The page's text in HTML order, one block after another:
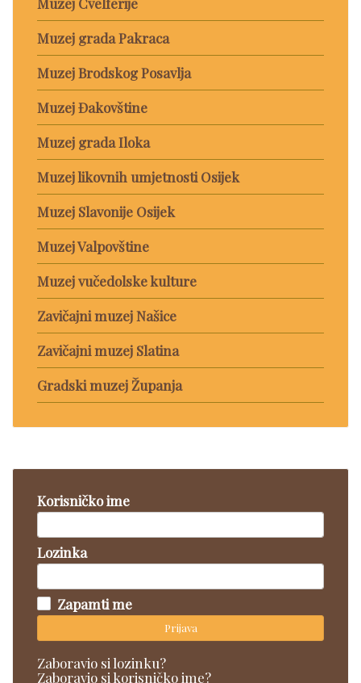
Muzej grada Pakraca
Muzej Brodskog Posavlja
Muzej Đakovštine
Muzej grada Iloka
Muzej likovnih umjetnosti Osijek
Muzej Slavonije Osijek
Muzej Valpovštine
Muzej vučedolske kulture
Zavičajni muzej Našice
Zavičajni muzej Slatina
Gradski muzej Županja
Korisničko ime
Lozinka
Zapamti me
Prijava
Zaboravio si lozinku?
Zaboravio si korisničko ime?